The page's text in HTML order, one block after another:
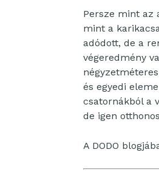
Persze mint az
mint a
adódott, de a
végeredmény
és egyedi
csatornákból a
de igen
A DODO